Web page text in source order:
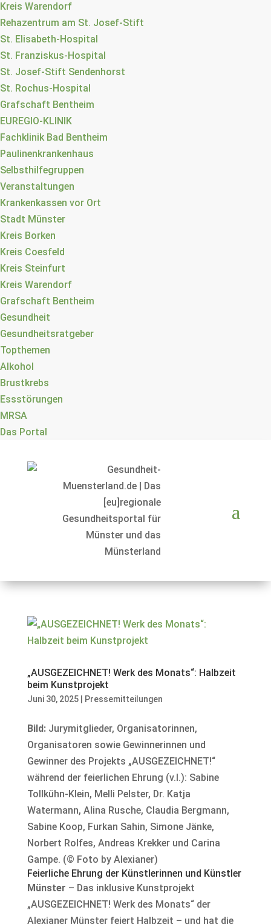
Kreis Warendorf
Rehazentrum am St. Josef-Stift
St. Elisabeth-Hospital
St. Franziskus-Hospital
St. Josef-Stift Sendenhorst
St. Rochus-Hospital
Grafschaft Bentheim
EUREGIO-KLINIK
Fachklinik Bad Bentheim
Paulinenkrankenhaus
Selbsthilfegruppen
Veranstaltungen
Krankenkassen vor Ort
Stadt Münster
Kreis Borken
Kreis Coesfeld
Kreis Steinfurt
Kreis Warendorf
Grafschaft Bentheim
Gesundheit
Gesundheitsratgeber
Topthemen
Alkohol
Brustkrebs
Essstörungen
MRSA
Das Portal
„AUSGEZEICHNET! Werk des Monats“: Halbzeit
beim Kunstprojekt
Juni 30, 2025| Pressemitteilungen
Bild:Jurymitglieder, Organisatorinnen,
Organisatoren sowie Gewinnerinnen und
Gewinner des Projekts „AUSGEZEICHNET!“
während der feierlichen Ehrung (v.l.): Sabine
Tollkühn-Klein, Melli Pelster, Dr. Katja
Watermann, Alina Rusche, Claudia Bergmann,
Sabine Koop, Furkan Sahin, Simone Jänke,
Norbert Rolfes, Andreas Krekker und Carina
Gampe. (© Foto by Alexianer)
Feierliche Ehrung der Künstlerinnen und Künstler
Münster – Das inklusive Kunstprojekt
„AUSGEZEICHNET! Werk des Monats“ der
Alexianer Münster feiert Halbzeit – und hat die